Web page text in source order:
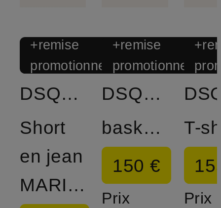
+remise
promotionnelle
DSQUARED2
Short
en jean
MARINE
+remise
promotionnelle
DSQUARED2
baskets
150 €
Prix
T-
Prix